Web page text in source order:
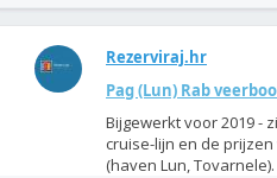
Rezerviraj.hr
Pag (Lun) Rab
Bijgewerkt voor 2019 -
cruise-lijn en de
(haven Lun,